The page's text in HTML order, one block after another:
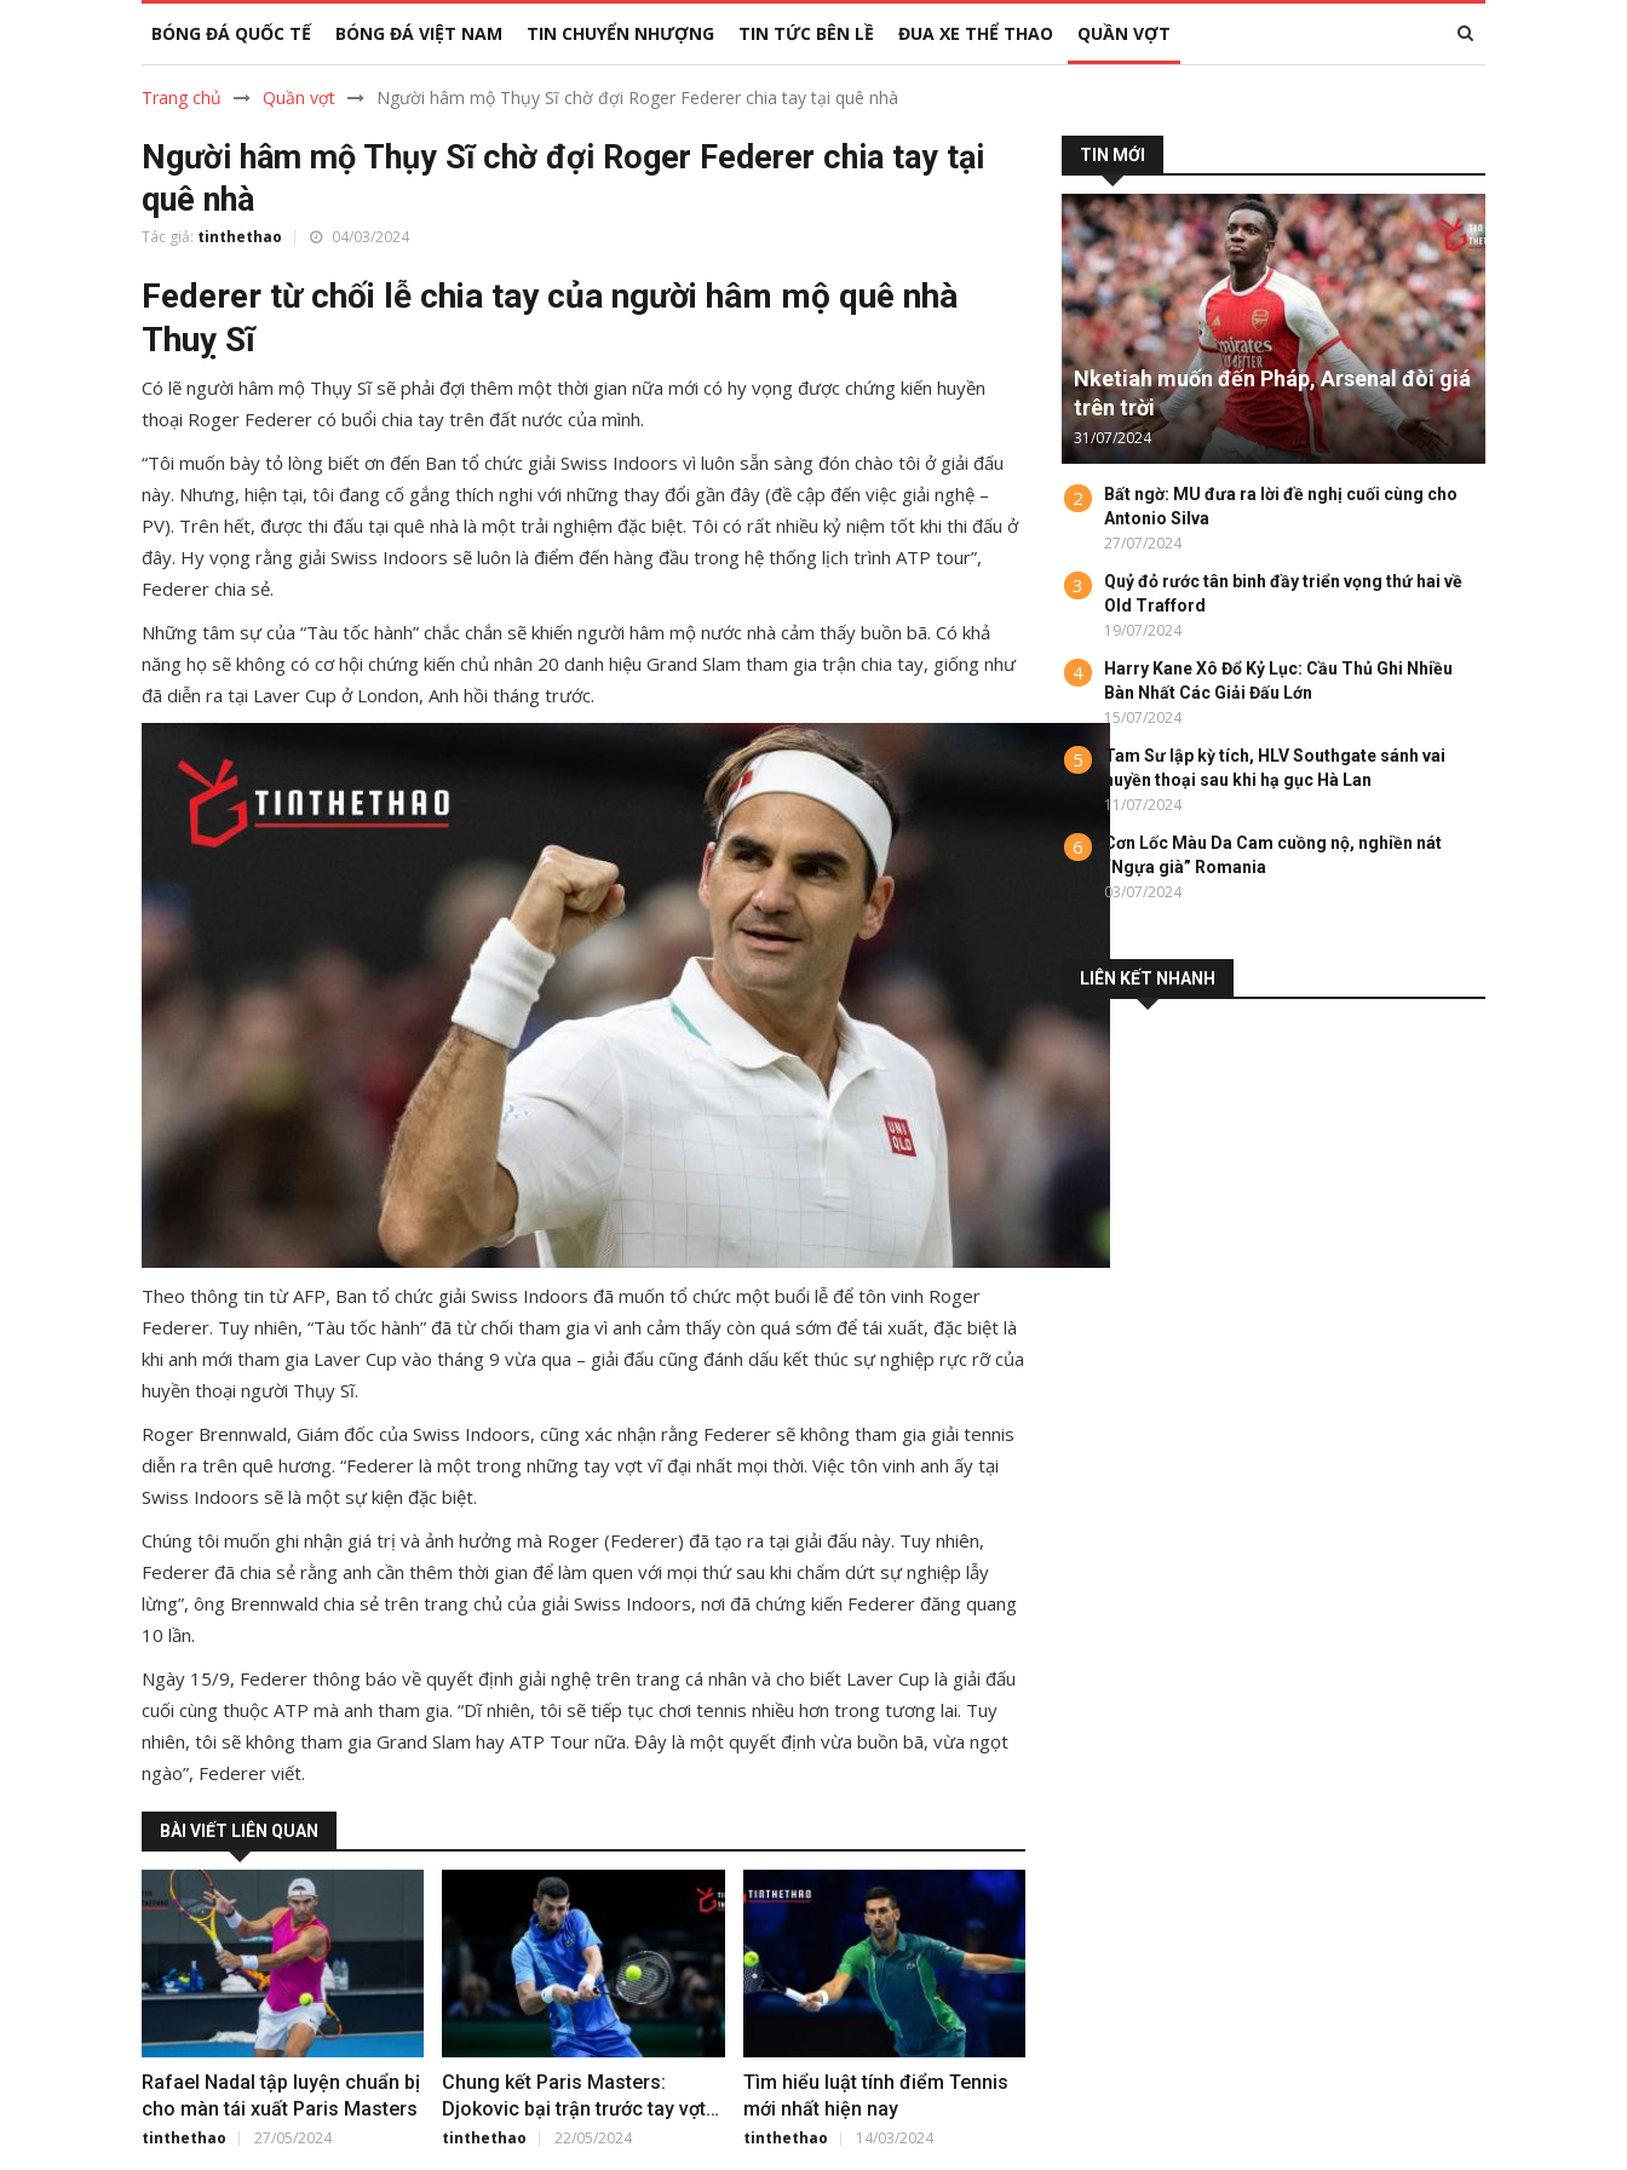
BÓNG ĐÁ QUỐC TẾ BÓNG ĐÁ VIỆT NAM TIN CHUYỂN NHƯỢNG TIN TỨC BÊN LỀ ĐUA XE THỂ THAO QUẦN VỢT
Trang chủ Quần vợt Người hâm mộ Thụy Sĩ chờ đợi Roger Federer chia tay tại quê nhà
Người hâm mộ Thụy Sĩ chờ đợi Roger Federer chia tay tại
quê nhà
Tác giả: tinthethao 04/03/2024
Federer từ chối lễ chia tay của người hâm mộ quê nhà
Thuỵ Sĩ
Có lẽ người hâm mộ Thụy Sĩ sẽ phải đợi thêm một thời gian nữa mới có hy vọng được chứng kiến huyền
thoại Roger Federer có buổi chia tay trên đất nước của mình.
“Tôi muốn bày tỏ lòng biết ơn đến Ban tổ chức giải Swiss Indoors vì luôn sẵn sàng đón chào tôi ở giải đấu
này. Nhưng, hiện tại, tôi đang cố gắng thích nghi với những thay đổi gần đây (đề cập đến việc giải nghệ –
PV). Trên hết, được thi đấu tại quê nhà là một trải nghiệm đặc biệt. Tôi có rất nhiều kỷ niệm tốt khi thi đấu ở
đây. Hy vọng rằng giải Swiss Indoors sẽ luôn là điểm đến hàng đầu trong hệ thống lịch trình ATP tour”,
Federer chia sẻ.
Những tâm sự của “Tàu tốc hành” chắc chắn sẽ khiến người hâm mộ nước nhà cảm thấy buồn bã. Có khả
năng họ sẽ không có cơ hội chứng kiến chủ nhân 20 danh hiệu Grand Slam tham gia trận chia tay, giống như
đã diễn ra tại Laver Cup ở London, Anh hồi tháng trước.
Theo thông tin từ AFP, Ban tổ chức giải Swiss Indoors đã muốn tổ chức một buổi lễ để tôn vinh Roger
Federer. Tuy nhiên, “Tàu tốc hành” đã từ chối tham gia vì anh cảm thấy còn quá sớm để tái xuất, đặc biệt là
khi anh mới tham gia Laver Cup vào tháng 9 vừa qua – giải đấu cũng đánh dấu kết thúc sự nghiệp rực rỡ của
huyền thoại người Thụy Sĩ.
Roger Brennwald, Giám đốc của Swiss Indoors, cũng xác nhận rằng Federer sẽ không tham gia giải tennis
diễn ra trên quê hương. “Federer là một trong những tay vợt vĩ đại nhất mọi thời. Việc tôn vinh anh ấy tại
Swiss Indoors sẽ là một sự kiện đặc biệt.
Chúng tôi muốn ghi nhận giá trị và ảnh hưởng mà Roger (Federer) đã tạo ra tại giải đấu này. Tuy nhiên,
Federer đã chia sẻ rằng anh cần thêm thời gian để làm quen với mọi thứ sau khi chấm dứt sự nghiệp lẫy
lừng”, ông Brennwald chia sẻ trên trang chủ của giải Swiss Indoors, nơi đã chứng kiến Federer đăng quang
10 lần.
Ngày 15/9, Federer thông báo về quyết định giải nghệ trên trang cá nhân và cho biết Laver Cup là giải đấu
cuối cùng thuộc ATP mà anh tham gia. “Dĩ nhiên, tôi sẽ tiếp tục chơi tennis nhiều hơn trong tương lai. Tuy
nhiên, tôi sẽ không tham gia Grand Slam hay ATP Tour nữa. Đây là một quyết định vừa buồn bã, vừa ngọt
ngào”, Federer viết.
BÀI VIẾT LIÊN QUAN
Rafael Nadal tập luyện chuẩn bị
cho màn tái xuất Paris Masters
tinthethao 27/05/2024
Chung kết Paris Masters:
Djokovic bại trận trước tay vợt
trẻ
tinthethao 22/05/2024
Tìm hiểu luật tính điểm Tennis
mới nhất hiện nay
tinthethao 14/03/2024
TIN MỚI
Nketiah muốn đến Pháp, Arsenal đòi giá
trên trời
31/07/2024
2
Bất ngờ: MU đưa ra lời đề nghị cuối cùng cho
Antonio Silva
27/07/2024
3
Quỷ đỏ rước tân binh đầy triển vọng thứ hai về
Old Trafford
19/07/2024
4
Harry Kane Xô Đổ Kỷ Lục: Cầu Thủ Ghi Nhiều
Bàn Nhất Các Giải Đấu Lớn
15/07/2024
5
Tam Sư lập kỳ tích, HLV Southgate sánh vai
huyền thoại sau khi hạ gục Hà Lan
11/07/2024
6
Cơn Lốc Màu Da Cam cuồng nộ, nghiền nát
“Ngựa già” Romania
03/07/2024
LIÊN KẾT NHANH